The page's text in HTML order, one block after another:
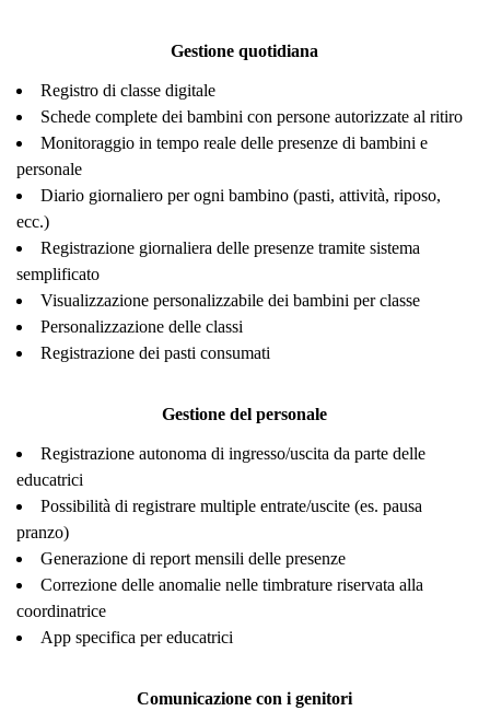
Gestione quotidiana
Registro di classe digitale
Schede complete dei bambini con persone autorizzate al ritiro
Monitoraggio in tempo reale delle presenze di bambini e
personale
Diario giornaliero per ogni bambino (pasti, attività, riposo,
ecc.)
Registrazione giornaliera delle presenze tramite sistema
semplificato
Visualizzazione personalizzabile dei bambini per classe
Personalizzazione delle classi
Registrazione dei pasti consumati
Gestione del personale
Registrazione autonoma di ingresso/uscita da parte delle
educatrici
Possibilità di registrare multiple entrate/uscite (es. pausa
pranzo)
Generazione di report mensili delle presenze
Correzione delle anomalie nelle timbrature riservata alla
coordinatrice
App specifica per educatrici
Comunicazione con i genitori